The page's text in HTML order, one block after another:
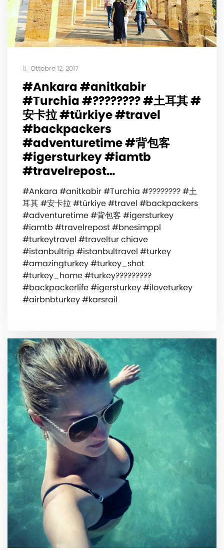
Ottobre 12, 2017
#Ankara #anitkabir
#Turchia #???????? #土耳其 #
安卡拉 #türkiye #travel
#backpackers
#adventuretime #背包客
#igersturkey #iamtb
#travelrepost…
#Ankara #anitkabir #Turchia #???????? #土
耳其 #安卡拉 #türkiye #travel #backpackers
#adventuretime #背包客 #igersturkey
#iamtb #travelrepost #bnesimppl
#turkeytravel #traveltur chiave
#istanbultrip #istanbultravel #turkey
#amazingturkey #turkey_shot
#turkey_home #turkey?????????
#backpackerlife #igersturkey #iloveturkey
#airbnbturkey #karsrail